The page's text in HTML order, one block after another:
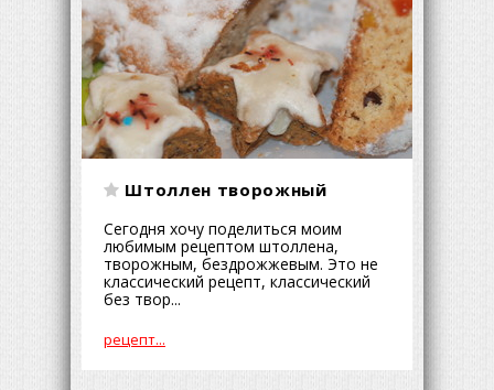
Штоллен творожный
Сегодня хочу поделиться моим
любимым рецептом штоллена,
творожным, бездрожжевым. Это не
классический рецепт, классический
без твор...
рецепт...